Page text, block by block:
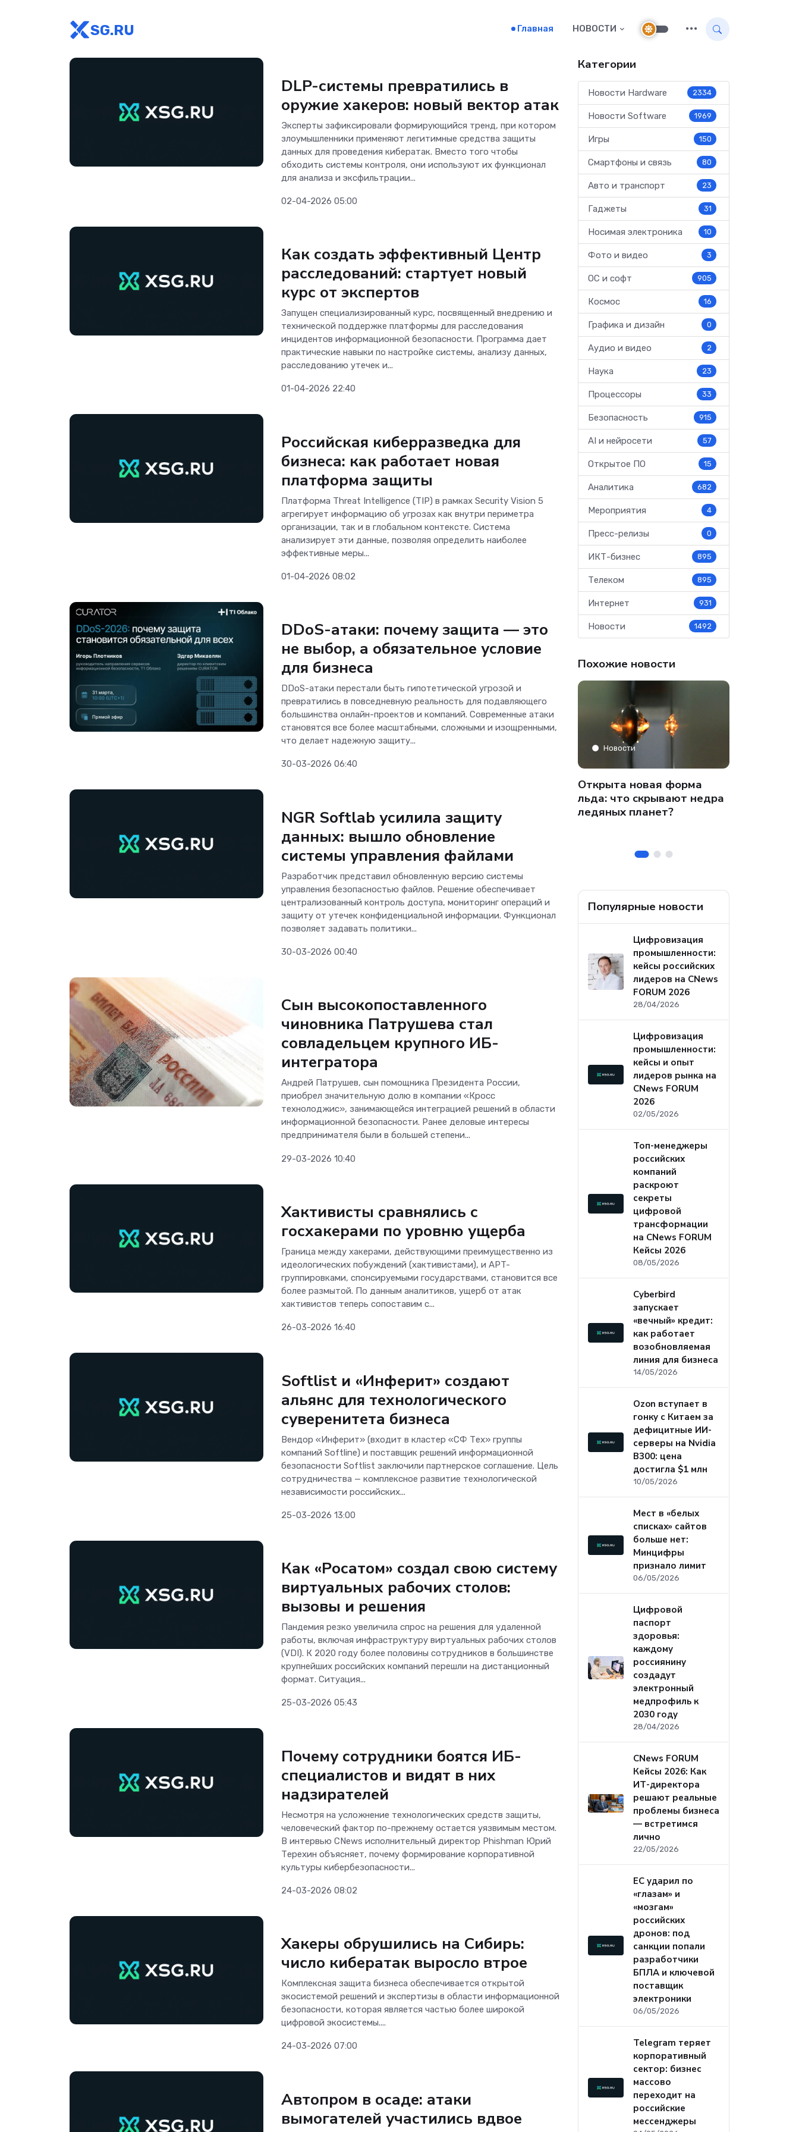
SG.RU Главная НОВОСТИ
DLP-системы превратились в
оружие хакеров: новый вектор атак
Эксперты зафиксировали формирующийся тренд, при котором
злоумышленники применяют легитимные средства защиты
данных для проведения кибератак. Вместо того чтобы
обходить системы контроля, они используют их функционал
для анализа и эксфильтрации...
02-04-2026 05:00
Как создать эффективный Центр
расследований: стартует новый
курс от экспертов
Запущен специализированный курс, посвященный внедрению и
технической поддержке платформы для расследования
инцидентов информационной безопасности. Программа дает
практические навыки по настройке системы, анализу данных,
расследованию утечек и...
01-04-2026 22:40
Российская киберразведка для
бизнеса: как работает новая
платформа защиты
Платформа Threat Intelligence (TIP) в рамках Security Vision 5
агрегирует информацию об угрозах как внутри периметра
организации, так и в глобальном контексте. Система
анализирует эти данные, позволяя определить наиболее
эффективные меры...
01-04-2026 08:02
DDoS-атаки: почему защита — это
не выбор, а обязательное условие
для бизнеса
DDoS-атаки перестали быть гипотетической угрозой и
превратились в повседневную реальность для подавляющего
большинства онлайн-проектов и компаний. Современные атаки
становятся все более масштабными, сложными и изощренными,
что делает надежную защиту...
30-03-2026 06:40
NGR Softlab усилила защиту
данных: вышло обновление
системы управления файлами
Разработчик представил обновленную версию системы
управления безопасностью файлов. Решение обеспечивает
централизованный контроль доступа, мониторинг операций и
защиту от утечек конфиденциальной информации. Функционал
позволяет задавать политики...
30-03-2026 00:40
Сын высокопоставленного
чиновника Патрушева стал
совладельцем крупного ИБ-
интегратора
Андрей Патрушев, сын помощника Президента России,
приобрел значительную долю в компании «Кросс
технолоджис», занимающейся интеграцией решений в области
информационной безопасности. Ранее деловые интересы
предпринимателя были в большей степени...
29-03-2026 10:40
Хактивисты сравнялись с
госхакерами по уровню ущерба
Граница между хакерами, действующими преимущественно из
идеологических побуждений (хактивистами), и APT-
группировками, спонсируемыми государствами, становится все
более размытой. По данным аналитиков, ущерб от атак
хактивистов теперь сопоставим с...
26-03-2026 16:40
Softlist и «Инферит» создают
альянс для технологического
суверенитета бизнеса
Вендор «Инферит» (входит в кластер «СФ Тех» группы
компаний Softline) и поставщик решений информационной
безопасности Softlist заключили партнерское соглашение. Цель
сотрудничества — комплексное развитие технологической
независимости российских...
25-03-2026 13:00
Как «Росатом» создал свою систему
виртуальных рабочих столов:
вызовы и решения
Пандемия резко увеличила спрос на решения для удаленной
работы, включая инфраструктуру виртуальных рабочих столов
(VDI). К 2020 году более половины сотрудников в большинстве
крупнейших российских компаний перешли на дистанционный
формат. Ситуация...
25-03-2026 05:43
Почему сотрудники боятся ИБ-
специалистов и видят в них
надзирателей
Несмотря на усложнение технологических средств защиты,
человеческий фактор по-прежнему остается уязвимым местом.
В интервью CNews исполнительный директор Phishman Юрий
Терехин объясняет, почему формирование корпоративной
культуры кибербезопасности...
24-03-2026 08:02
Хакеры обрушились на Сибирь:
число кибератак выросло втрое
Комплексная защита бизнеса обеспечивается открытой
экосистемой решений и экспертизы в области информационной
безопасности, которая является частью более широкой
цифровой экосистемы....
24-03-2026 07:00
Автопром в осаде: атаки
вымогателей участились вдвое
Категории
Новости Hardware 2334
Новости Software 1969
Игры 150
Смартфоны и связь 80
Авто и транспорт 23
Гаджеты 31
Носимая электроника 10
Фото и видео 3
ОС и софт 905
Космос 16
Графика и дизайн 0
Аудио и видео 2
Наука 23
Процессоры 33
Безопасность 915
AI и нейросети 57
Открытое ПО 15
Аналитика 682
Мероприятия 4
Пресс-релизы 0
ИКТ-бизнес 895
Телеком 895
Интернет 931
Новости 1492
Похожие новости
всем пути от Минеральных
Вод до Кисловодска
Новости
Открыта новая форма
льда: что скрывают недра
ледяных планет?
Популярные новости
Цифровизация
промышленности:
кейсы российских
лидеров на CNews
FORUM 2026
28/04/2026
Цифровизация
промышленности:
кейсы и опыт
лидеров рынка на
CNews FORUM
2026
02/05/2026
Топ-менеджеры
российских
компаний
раскроют
секреты
цифровой
трансформации
на CNews FORUM
Кейсы 2026
08/05/2026
Cyberbird
запускает
«вечный» кредит:
как работает
возобновляемая
линия для бизнеса
14/05/2026
Ozon вступает в
гонку с Китаем за
дефицитные ИИ-
серверы на Nvidia
B300: цена
достигла $1 млн
10/05/2026
Мест в «белых
списках» сайтов
больше нет:
Минцифры
признало лимит
06/05/2026
Цифровой
паспорт
здоровья:
каждому
россиянину
создадут
электронный
медпрофиль к
2030 году
28/04/2026
CNews FORUM
Кейсы 2026: Как
ИТ-директора
решают реальные
проблемы бизнеса
— встретимся
лично
22/05/2026
ЕС ударил по
«глазам» и
«мозгам»
российских
дронов: под
санкции попали
разработчики
БПЛА и ключевой
поставщик
электроники
06/05/2026
Telegram теряет
корпоративный
сектор: бизнес
массово
переходит на
российские
мессенджеры